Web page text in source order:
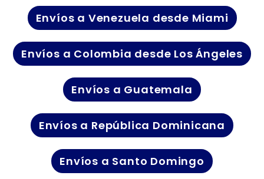
Envíos a Venezuela desde Miami
Envíos a Colombia desde Los Ángeles
Envíos a Guatemala
Envíos a República Dominicana
Envíos a Santo Domingo